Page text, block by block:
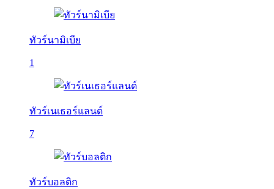
ทัวร์นามิเบีย
1
ทัวร์เนเธอร์แลนด์
7
ทัวร์บอลติก